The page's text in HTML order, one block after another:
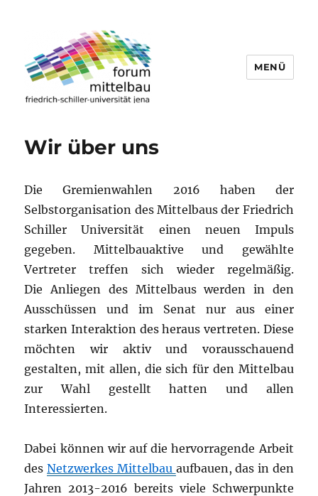
MENÜ
Wir über uns
Die Gremienwahlen 2016 haben der
Selbstorganisation des Mittelbaus der Friedrich
Schiller Universität einen neuen Impuls
gegeben. Mittelbauaktive und gewählte
Vertreter treffen sich wieder regelmäßig.
Die Anliegen des Mittelbaus werden in den
Ausschüssen und im Senat nur aus einer
starken Interaktion des heraus vertreten. Diese
möchten wir aktiv und vorausschauend
gestalten, mit allen, die sich für den Mittelbau
zur Wahl gestellt hatten und allen
Interessierten.
Dabei können wir auf die hervorragende Arbeit
desNetzwerkes Mittelbau aufbauen, das in den
Jahren 2013-2016 bereits viele Schwerpunkte